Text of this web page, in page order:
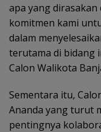
apa yang
komitmen kami
dalam
terutama di bidang
Calon Walikota
Sementara itu,
Ananda yang turut
pentingnya